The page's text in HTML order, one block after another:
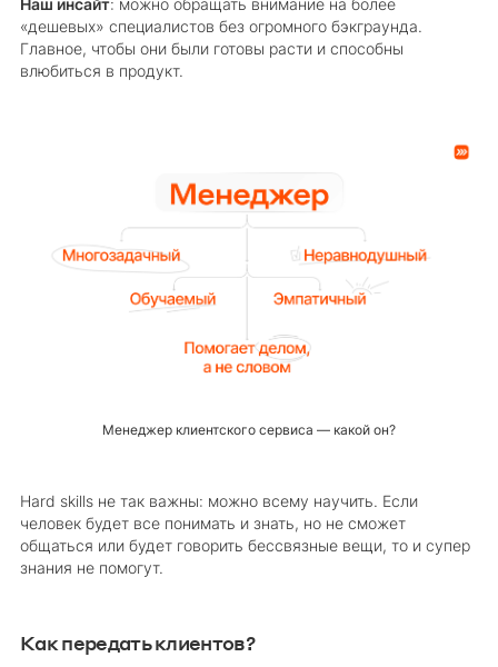
Наш инсайт: можно обращать внимание на более
«дешевых» специалистов без огромного бэкграунда.
Главное, чтобы они были готовы расти и способны
влюбиться в продукт.
Менеджер клиентского сервиса — какой он?
Hard skills не так важны: можно всему научить. Если
человек будет все понимать и знать, но не сможет
общаться или будет говорить бессвязные вещи, то и супер
знания не помогут.
Как передать клиентов?